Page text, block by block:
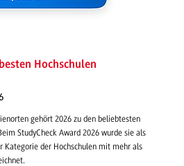
Hochschulen
gehört 2026 zu den beliebtesten
StudyCheck Award 2026 wurde sie als
Kategorie der Hochschulen mit mehr als